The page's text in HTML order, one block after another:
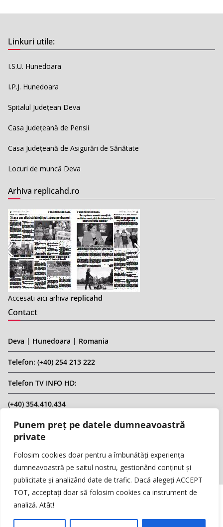
Punem preț pe datele dumneavoastră
private
Folosim cookies doar pentru a îmbunătăți experiența
dumneavoastră pe saitul nostru, gestionând conținut și
publicitate și analizând date de trafic. Dacă alegeți ACCEPT
TOT, acceptați doar să folosim cookies ca instrument de
analiză. Atât!
Linkuri utile:
I.S.U. Hunedoara
I.P.J. Hunedoara
Spitalul Județean Deva
Casa Județeană de Pensii
Casa Județeană de Asigurări de Sănătate
Locuri de muncă Deva
Arhiva replicahd.ro
Accesati aici arhiva replicahd
Contact
Deva | Hunedoara | Romania
Telefon: (+40) 254 213 222
Telefon TV INFO HD:
(+40) 354.410.434
Email: infohd20@gmail.com
Website: www.replicahd.ro